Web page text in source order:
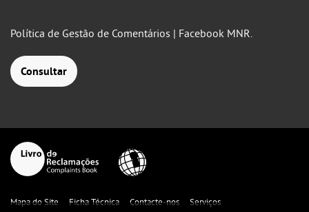
Política de Gestão de Comentários | Facebook MNR.
Consultar
Mapa do Site Ficha Técnica Contacte-nos Serviços